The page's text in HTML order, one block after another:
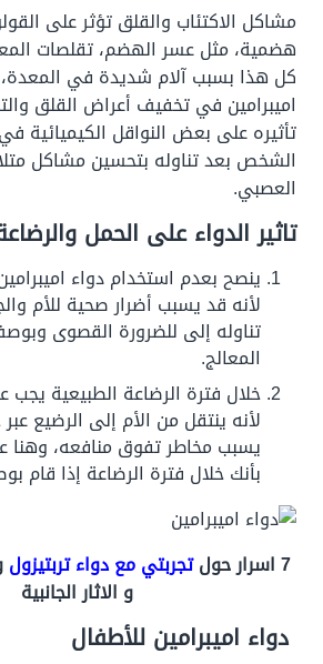
مشاكل الاكتئاب والقلق تؤثر على
هضمية، مثل عسر الهضم، تقلصات
كل هذا بسبب آلام شديدة في المعدة،
اميبرامين في تخفيف أعراض القلق
تأثيره على بعض النواقل الكيميائية
الشخص بعد تناوله بتحسين مشاكل
العصبي.
تاثير الدواء على الحمل
ينصح بعدم استخدام دواء
لأنه قد يسبب أضرار صحية للأم
تناوله إلى للضرورة القصوى
المعالج.
خلال فترة الرضاعة الطبيعية يجب
لأنه ينتقل من الأم إلى الرضيع
يسبب مخاطر تفوق منافعه، وهنا
بأنك خلال فترة الرضاعة إذا قام
7 اسرار حول تجربتي مع دواء تربتيزول
و الاثار الجانبية
دواء اميبرامين للأطفال